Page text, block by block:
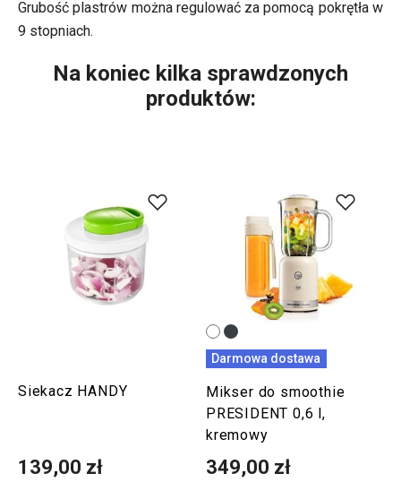
Grubość plastrów można regulować za pomocą pokrętła w
9 stopniach.
Na koniec kilka sprawdzonych
produktów:
Siekacz HANDY
139,00 zł
Darmowa dostawa
Mikser do smoothie
PRESIDENT 0,6 l,
kremowy
349,00 zł